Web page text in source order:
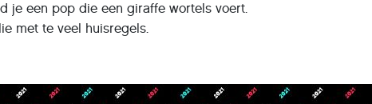
je een pop die een giraffe wortels voert.
met te veel huisregels.